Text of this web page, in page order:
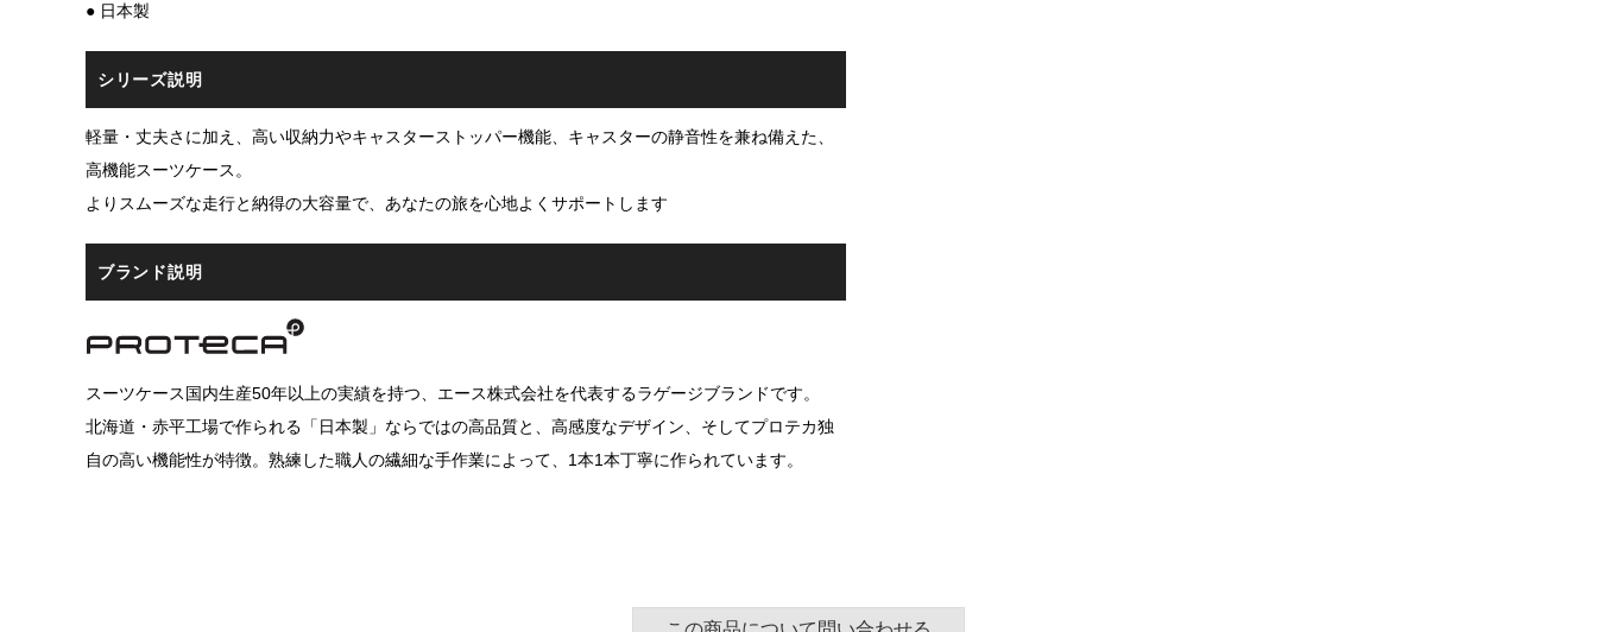
● 日本製
シリーズ説明
軽量・丈夫さに加え、高い収納力やキャスターストッパー機能、キャスターの静音性を兼ね備えた、
高機能スーツケース。
よりスムーズな走行と納得の大容量で、あなたの旅を心地よくサポートします
ブランド説明
スーツケース国内生産50年以上の実績を持つ、エース株式会社を代表するラゲージブランドです。
北海道・赤平工場で作られる「日本製」ならではの高品質と、高感度なデザイン、そしてプロテカ独
自の高い機能性が特徴。熟練した職人の繊細な手作業によって、1本1本丁寧に作られています。